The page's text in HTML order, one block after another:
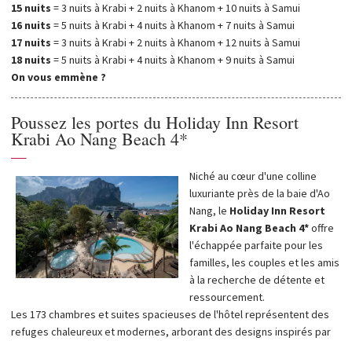
15 nuits = 3 nuits à Krabi + 2 nuits à Khanom + 10 nuits à Samui
16 nuits = 5 nuits à Krabi + 4 nuits à Khanom + 7 nuits à Samui
17 nuits = 3 nuits à Krabi + 2 nuits à Khanom + 12 nuits à Samui
18 nuits = 5 nuits à Krabi + 4 nuits à Khanom + 9 nuits à Samui
On vous emmène ?
Poussez les portes du Holiday Inn Resort
Krabi Ao Nang Beach 4*
—
Niché au cœur d'une colline
luxuriante près de la baie d'Ao
Nang, le Holiday Inn Resort
Krabi Ao Nang Beach 4*offre
l'échappée parfaite pour les
familles, les couples et les amis
à la recherche de détente et
ressourcement.
Les 173 chambres et suites spacieuses de l'hôtel représentent des
refuges chaleureux et modernes, arborant des designs inspirés par